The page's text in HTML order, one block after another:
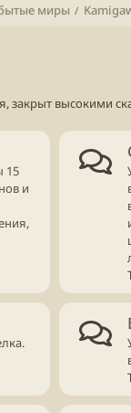
миры
высокими
15
и